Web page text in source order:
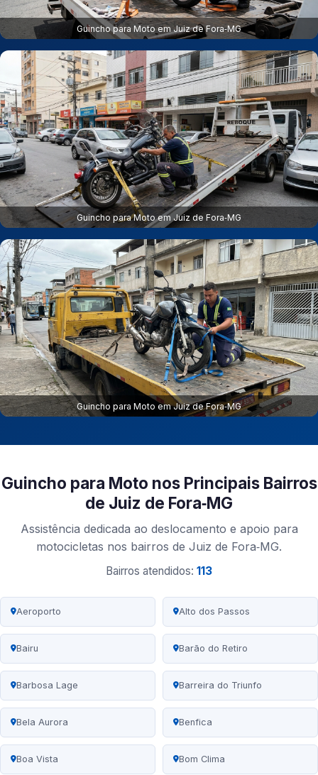
Guincho para Moto em Juiz de Fora‑MG
Guincho para Moto em Juiz de Fora‑MG
Guincho para Moto em Juiz de Fora‑MG
Guincho para Moto nos Principais Bairros
de Juiz de Fora‑MG
Assistência dedicada ao deslocamento e apoio para
motocicletas nos bairros de Juiz de Fora‑MG.
Bairros atendidos: 113
Aeroporto Alto dos Passos
Bairu Barão do Retiro
Barbosa Lage Barreira do Triunfo
Bela Aurora Benfica
Boa Vista Bom Clima